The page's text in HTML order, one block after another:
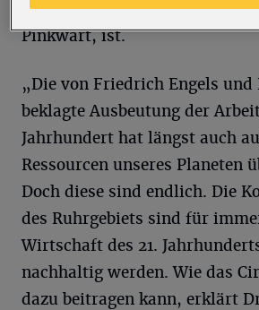
Landes Nordrhein-Westfalen,
Pinkwart, ist.
„Die von Friedrich Engels
beklagte Ausbeutung der
Jahrhundert hat längst auch
Ressourcen unseres Planeten
Doch diese sind endlich. Die
des Ruhrgebiets sind für
Wirtschaft des 21.
nachhaltig werden. Wie das
dazu beitragen kann, erklärt